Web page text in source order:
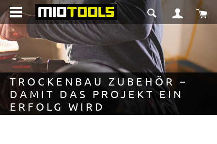
content
TROCKENBAU ZUBEHÖR –
DAMIT DAS PROJEKT EIN
ERFOLG WIRD